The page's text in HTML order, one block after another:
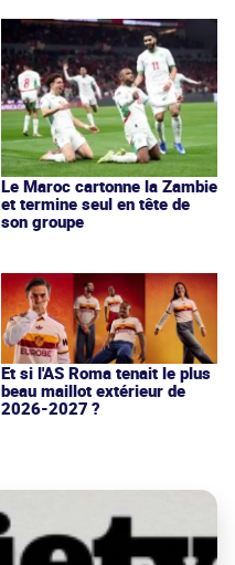
Le Maroc cartonne la Zambie
et termine seul en tête de
son groupe
Et si l'AS Roma tenait le plus
beau maillot extérieur de
2026-2027 ?